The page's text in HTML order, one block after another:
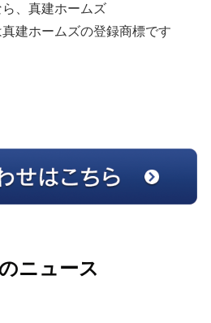
、真建ホームズ
建ホームズの登録商標です
ニュース